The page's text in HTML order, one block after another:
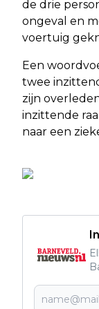
de drie
ongeval en
voertuig
Een
twee
zijn
inzittende
naar een